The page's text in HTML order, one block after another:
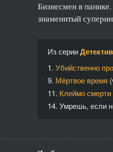
Бизнесмен в
знаменитый
Из серии
1. Убийственно
9. Мёртвое время
11. Клеймо смерти
14. Умрешь, если